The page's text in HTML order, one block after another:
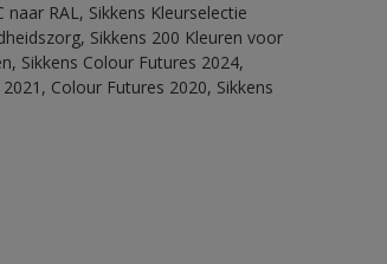
RAL, Sikkens Kleurselectie
Sikkens 200 Kleuren voor
Sikkens Colour Futures 2024,
Colour Futures 2020, Sikkens